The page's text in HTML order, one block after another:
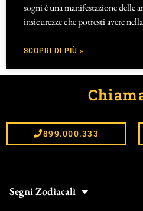
sogni è una manifestazione delle
insicurezze che potresti avere
SCOPRI DI PIÙ »
899.000.333
Segni Zodiacali